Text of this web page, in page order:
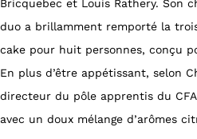
Bricquebec et Louis Rathery. Son
duo a brillamment remporté la
cake pour huit personnes, conçu
En plus d’être appétissant, selon
directeur du pôle apprentis du
avec un doux mélange d’arômes